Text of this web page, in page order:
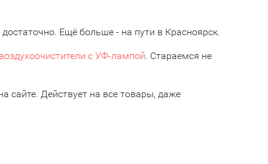
Ещё больше - на пути в Красноярск.
с УФ-лампой. Стараемся не
сайте. Действует на все товары, даже